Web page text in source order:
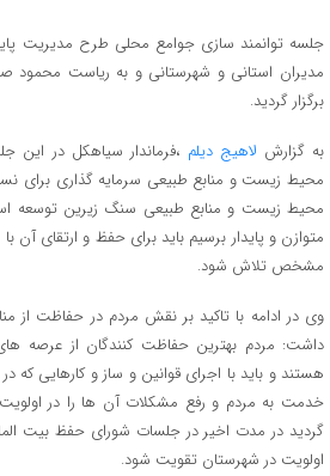
جلسه توانمند سازی جوامع محلی طرح مدیریت
مدیران استانی و شهرستانی و به ریاست محمود
برگزار گردید.
به گزارش لاهیج دیلم ،فرماندار سیاهکل در
محیط زیست و منابع طبیعی سرمایه گذاری برای
محیط زیست و منابع طبیعی سنگ زیرین توسعه
متوازن و پایدار برسیم باید برای حفظ و ارتقای آن
مشخص تلاش شود.
وی در ادامه با تاکید بر نقش مردم در حفاظت از
داشت: مردم بهترین حفاظت کنندگان از عرصه
هستند و باید با اجرای قوانین و ساز و کارهایی
خدمت به مردم و رفع مشکلات آن ها را در
گردید در مدت اخیر در جلسات شورای حفظ بیت
اولویت در شهرستان تقویت شود.